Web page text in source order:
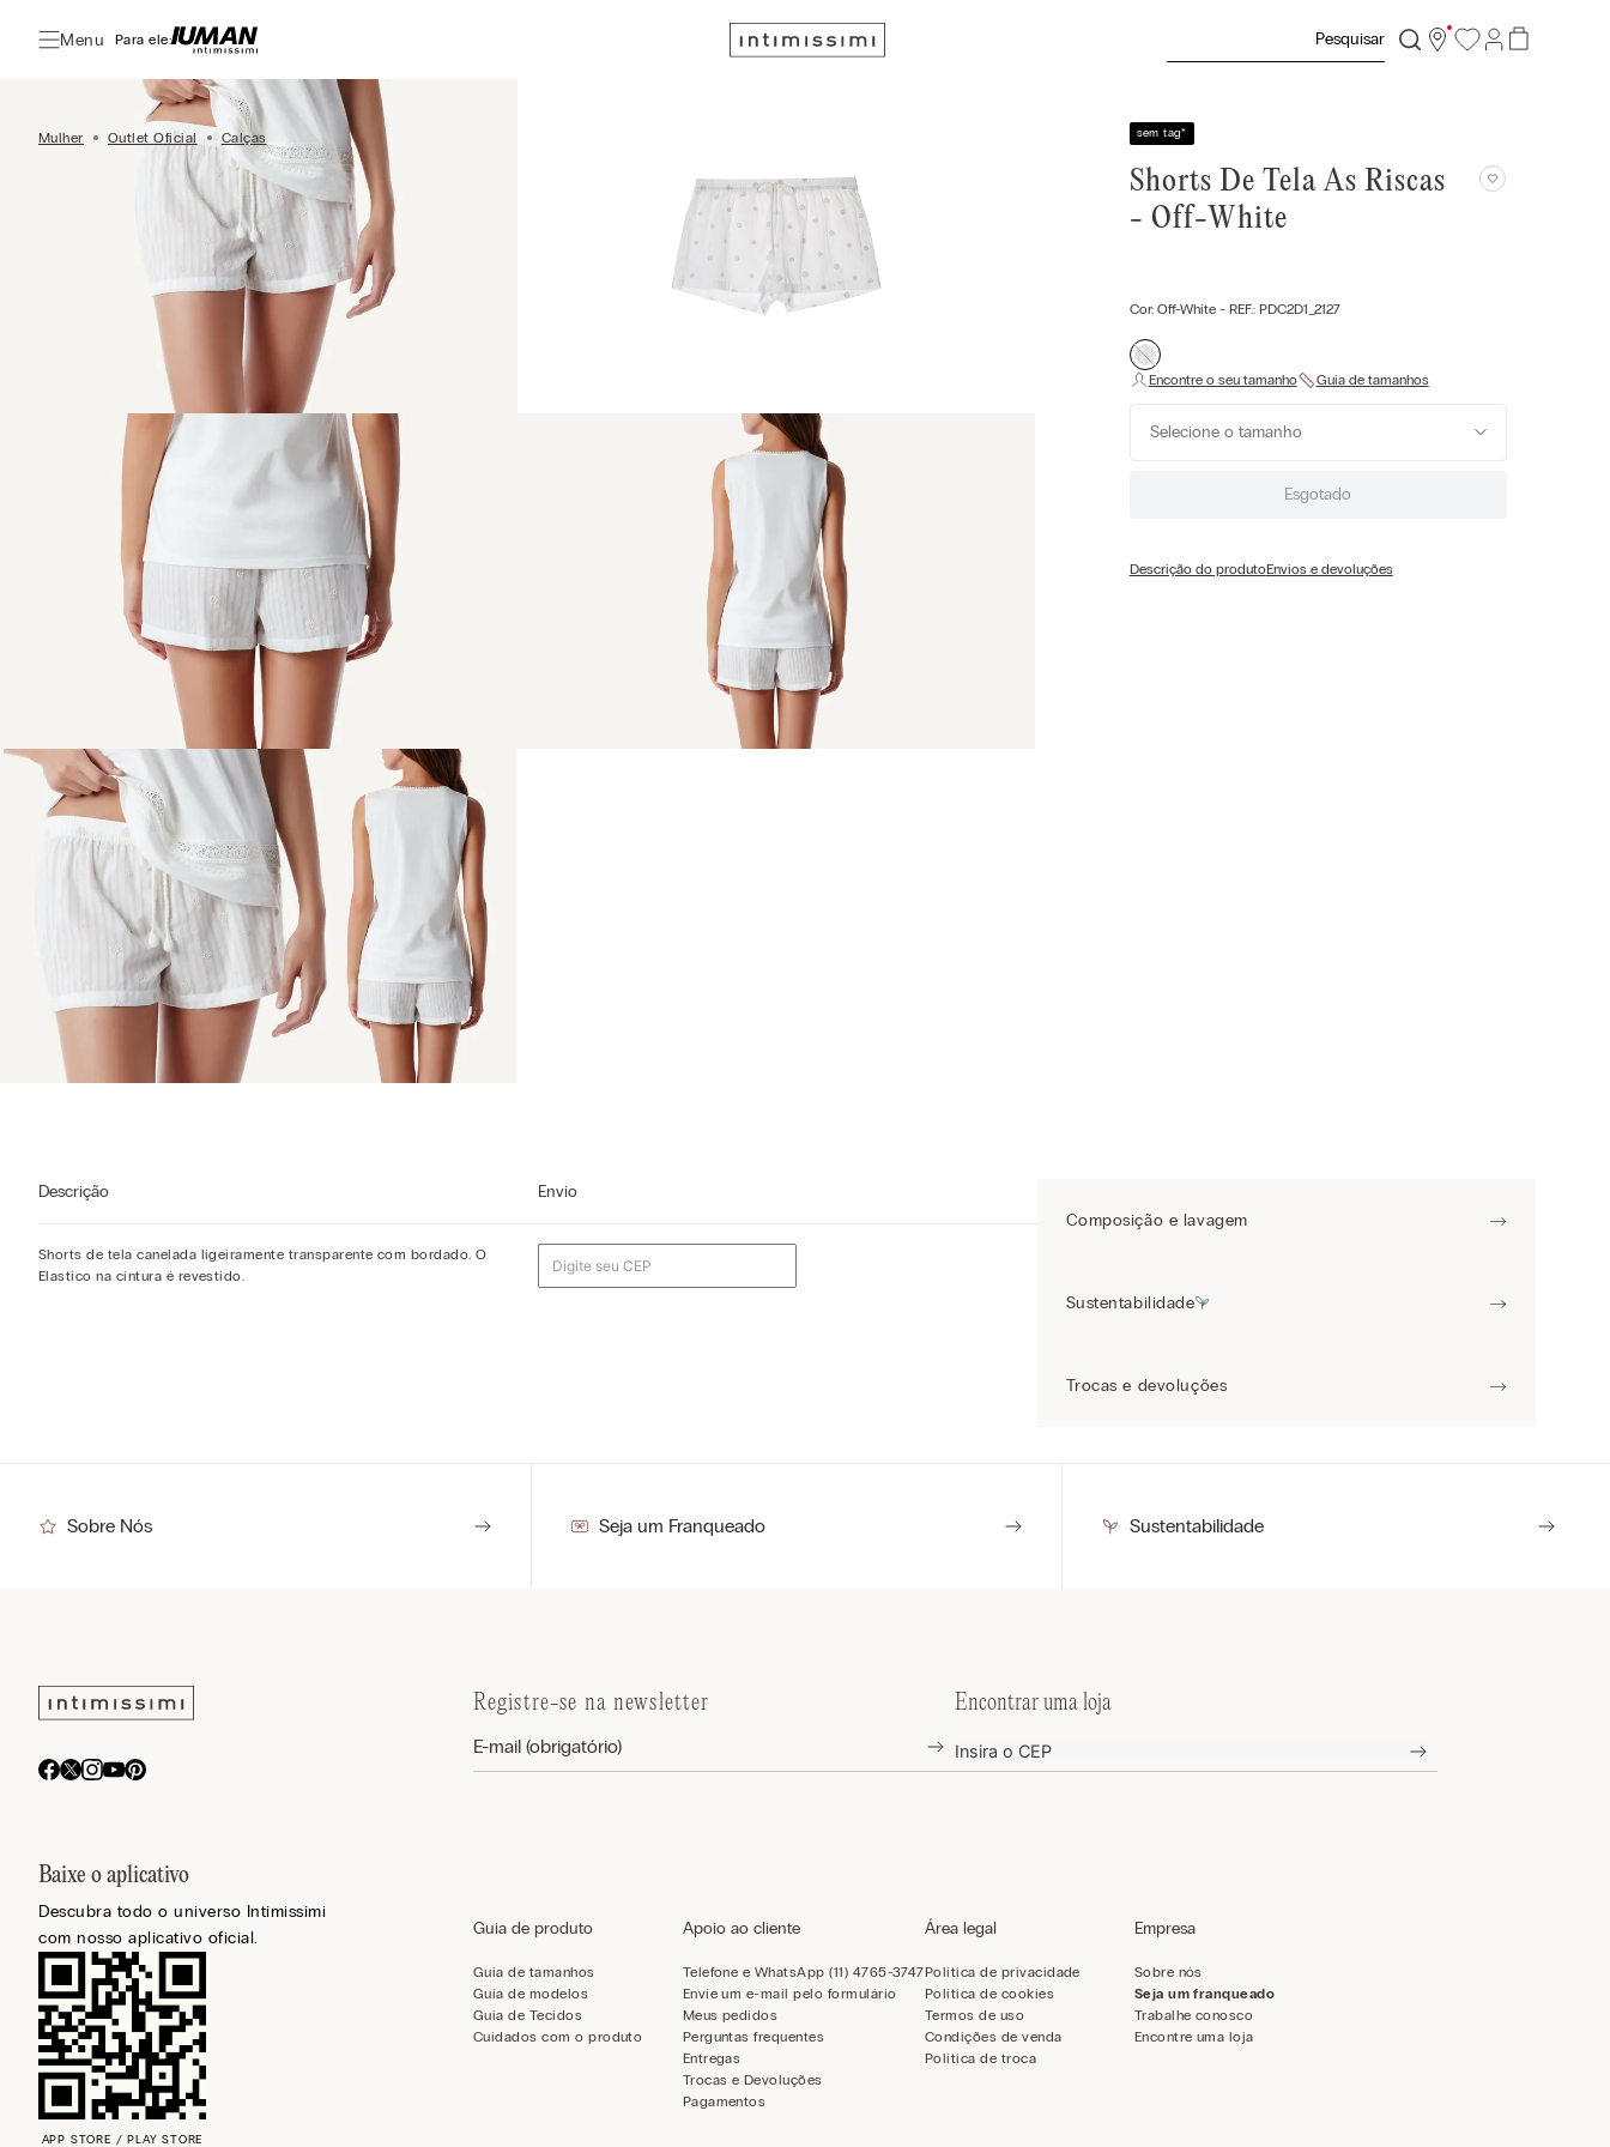
Menu Para ele:
Mulher Outlet Oficial Calças sem tag*
Shorts De Tela As Riscas
- Off-White
Cor: Off-White- REF.: PDC2D1_2127
Selecione o tamanho
Esgotado
Descrição do produtoEnvios e devoluções
Descrição
Shorts de tela canelada ligeiramente transparente com bordado. O
Elastico na cintura é revestido.
Envio
Composição e lavagem
Sustentabilidade
Trocas e devoluções
Sobre Nós Seja um Franqueado Sustentabilidade
Baixe o aplicativo
Descubra todo o universo Intimissimi
com nosso aplicativo oficial.
APP STORE / PLAY STORE
Registre-se na newsletter Encontrar uma loja
Guia de produto
Guia de tamanhos
Guia de modelos
Guia de Tecidos
Cuidados com o produto
Apoio ao cliente
Telefone e WhatsApp (11) 4765-3747
Envie um e-mail pelo formulário
Meus pedidos
Perguntas frequentes
Entregas
Trocas e Devoluções
Pagamentos
Área legal
Política de privacidade
Política de cookies
Termos de uso
Condições de venda
Política de troca
Empresa
Sobre nós
Seja um franqueado
Trabalhe conosco
Encontre uma loja